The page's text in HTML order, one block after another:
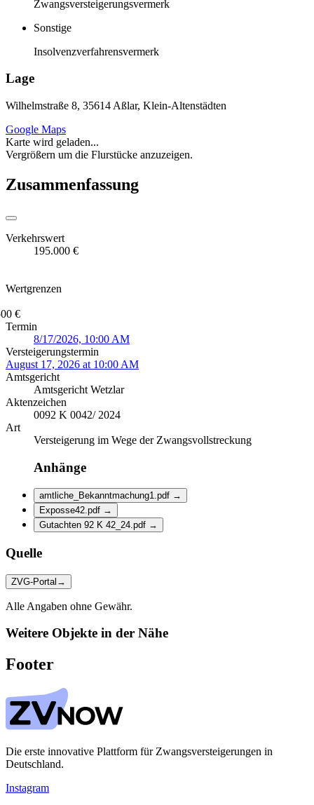
Zwangsversteigerungsvermerk
Sonstige
Insolvenzverfahrensvermerk
Lage
Wilhelmstraße 8, 35614 Aßlar, Klein-Altenstädten
Google Maps
Karte wird geladen...
Vergrößern um die Flurstücke anzuzeigen.
Zusammenfassung
Verkehrswert
195.000 €
Wertgrenzen
€
Termin
8/17/2026, 10:00 AM
Versteigerungstermin
August 17, 2026 at 10:00 AM
Amtsgericht
Amtsgericht Wetzlar
Aktenzeichen
0092 K 0042/ 2024
Art
Versteigerung im Wege der Zwangsvollstreckung
Anhänge
amtliche_Bekanntmachung1.pdf →
Exposse42.pdf →
Gutachten 92 K 42_24.pdf →
Quelle
ZVG-Portal →
Alle Angaben ohne Gewähr.
Weitere Objekte in der Nähe
Footer
Die erste innovative Plattform für Zwangsversteigerungen in
Deutschland.
Instagram